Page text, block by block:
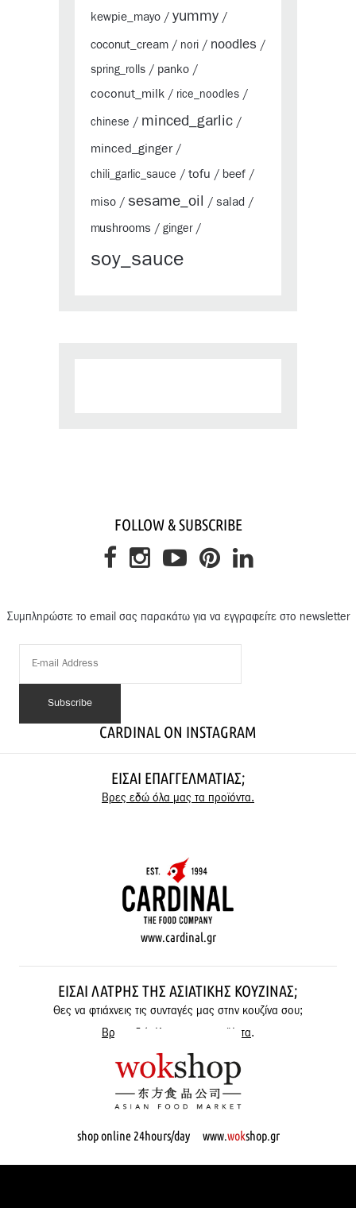
kewpie_mayo / yummy /
coconut_cream / nori / noodles /
spring_rolls / panko /
coconut_milk / rice_noodles /
chinese / minced_garlic /
minced_ginger/
chili_garlic_sauce / tofu / beef /
miso / sesame_oil / salad /
mushrooms / ginger/
soy_sauce
FOLLOW & SUBSCRIBE
Συμπληρώστε το email σας παρακάτω για να εγγραφείτε στο newsletter
CARDINAL ON INSTAGRAM
ΕΊΣΑΙ ΕΠΑΓΓΕΛΜΑΤΊΑΣ;
Βρες εδώ όλα μας τα προϊόντα.
www.cardinal.gr
ΕΊΣΑΙ ΛΆΤΡΗΣ ΤΗΣ ΑΣΙΑΤΙΚΉΣ ΚΟΥΖΊΝΑΣ;
Θες να φτιάχνεις τις συνταγές μας στην κουζίνα σου;
Βρες εδώ όλα μας τα προϊόντα.
shop online 24hours/day www.wokshop.gr